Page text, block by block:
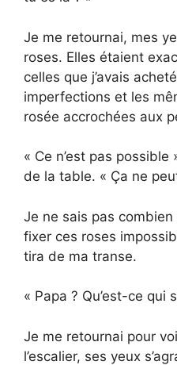
Je me retournai, mes
roses. Elles étaient
celles que j’avais
imperfections et les
rosée accrochées aux
« Ce n’est pas
de la table. « Ça ne
Je ne sais pas
fixer ces roses
tira de ma transe.
« Papa ? Qu’est-ce qui
Je me retournai pour
l’escalier, ses yeux